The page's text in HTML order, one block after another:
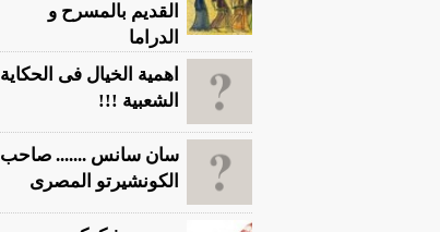
القديم بالمسرح و
الدراما
اهمية الخيال فى الحكاية
الشعبية !!!
سان سانس ....... صاحب
الكونشيرتو المصرى